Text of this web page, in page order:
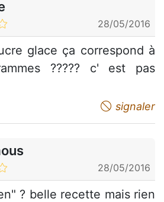
28/05/2016
glace ça correspond à
????? c' est pas
not appreciate signaler
28/05/2016
? belle recette mais rien